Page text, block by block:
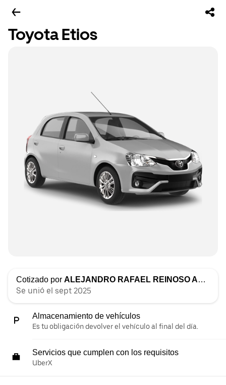
Toyota Etios
Cotizado por ALEJANDRO RAFAEL REINOSO ANTON
Se unió el sept 2025
Almacenamiento de vehículos
Es tu obligación devolver el vehículo al final del día.
Servicios que cumplen con los requisitos
UberX